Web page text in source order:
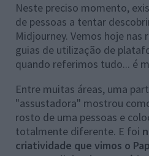
Neste preciso momento,
de pessoas a tentar
Midjourney. Vemos hoje
guias de utilização de
quando referimos tudo... é
Entre muitas áreas, uma
"assustadora" mostrou
rosto de uma pessoas e
totalmente diferente. E foi
criatividade que vimos o